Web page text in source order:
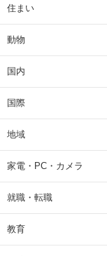
住まい
動物
国内
国際
地域
家電・PC・カメラ
就職・転職
教育